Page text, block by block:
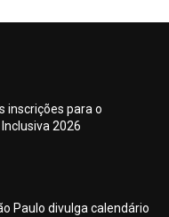
inscrições para o
2026
Paulo divulga calendário